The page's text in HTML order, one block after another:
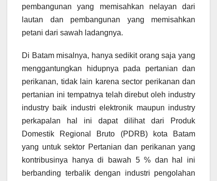
pembangunan yang memisahkan nelayan dari
lautan dan pembangunan yang memisahkan
petani dari sawah ladangnya.
Di Batam misalnya, hanya sedikit orang saja yang
menggantungkan hidupnya pada pertanian dan
perikanan, tidak lain karena sector perikanan dan
pertanian ini tempatnya telah direbut oleh industry
industry baik industri elektronik maupun industry
perkapalan hal ini dapat dilihat dari Produk
Domestik Regional Bruto (PDRB) kota Batam
yang untuk sektor Pertanian dan perikanan yang
kontribusinya hanya di bawah 5 % dan hal ini
berbanding terbalik dengan industri pengolahan